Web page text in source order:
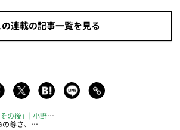
の連載の記事一覧を見る
後」｜小野一光
ぎるようになりました」